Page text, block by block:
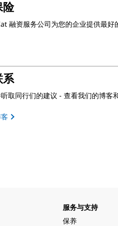
险
融资服务公司为您的企业提供最好
系
取同行们的建议 - 查看我们的博客
服务与支持
保养